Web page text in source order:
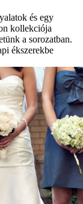
és egy
kollekciója
a sorozatban.
ékszerekbe